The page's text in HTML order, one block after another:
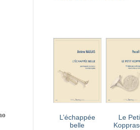
L’échappée
belle
Le